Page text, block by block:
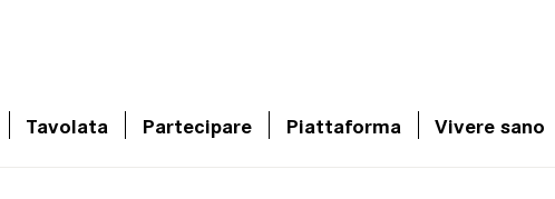
Tavolata Partecipare Piattaforma Vivere sano